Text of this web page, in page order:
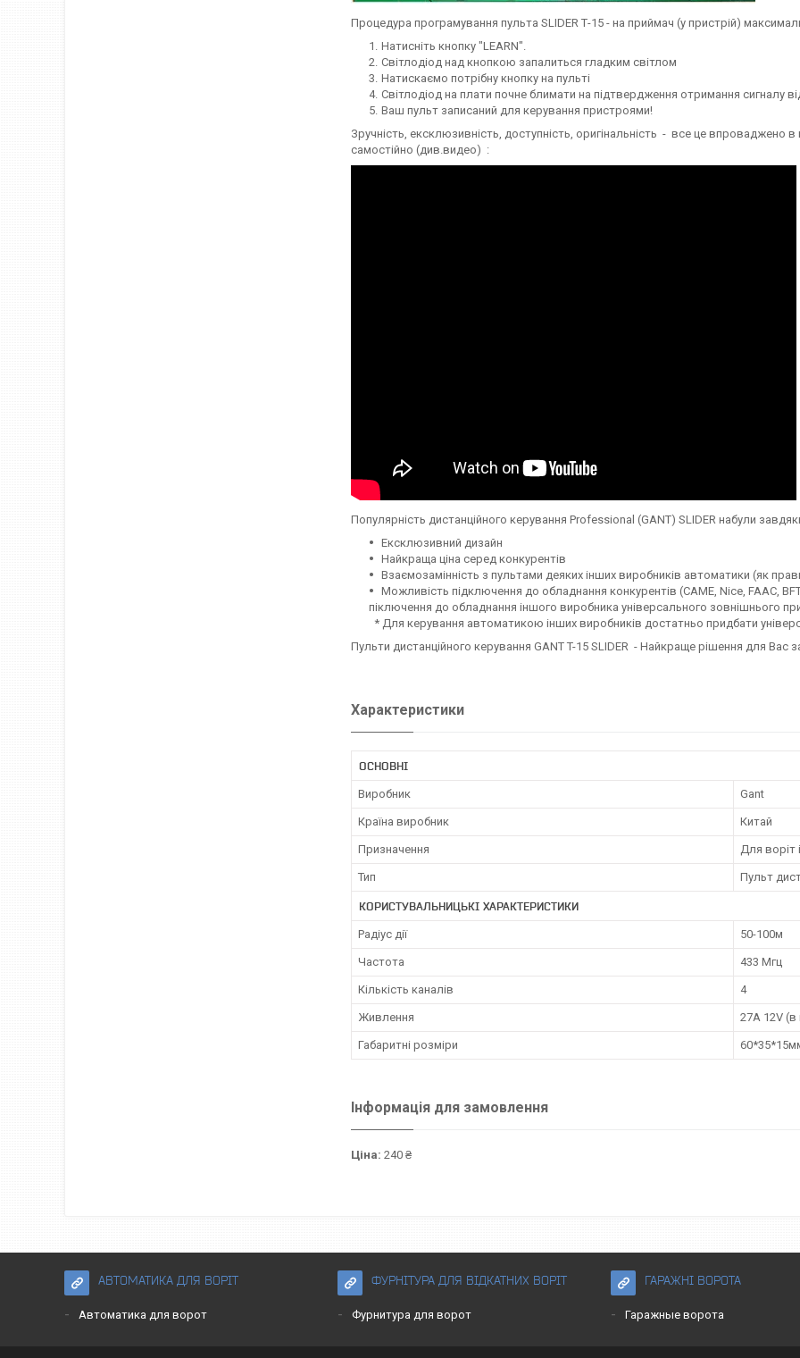
Процедура програмування пульта SLIDER Т-15 - на приймач (у пристрій)
Натисніть кнопку "LEARN".
Світлодіод над кнопкою запалиться гладким світлом
Натискаємо потрібну кнопку на пульті
Світлодіод на плати почне блимати на підтвердження отримання сигналу
Ваш пульт записаний для керування пристроями!
Зручність, ексклюзивність, доступність, оригінальність - все це впроваджено в
самостійно (див.видео) :
Популярність дистанційного керування Professional (GANT) SLIDER набули
Ексклюзивний дизайн
Найкраща ціна серед конкурентів
Взаємозамінність з пультами деяких інших виробників автоматики (як
Можливість підключення до обладнання конкурентів (CAME, Nice, FAАC,
піключення до обладнання іншого виробника універсального зовнішнього
* Для керування автоматикою інших виробників достатньо придбати
Пульти дистанційного керування GANT T-15 SLIDER - Найкраще рішення для
Характеристики
ОСНОВНІ
Виробник Gant
Країна виробник Китай
Призначення Для воріт
Тип Пульт
КОРИСТУВАЛЬНИЦЬКІ ХАРАКТЕРИСТИКИ
Радіус дії 50-100м
Частота 433 Мгц
Кількість каналів 4
Живлення 27А 12V (в
Габаритні розміри
Інформація для замовлення
Ціна: 240 ₴
АВТОМАТИКА ДЛЯ ВОРІТ
Автоматика для ворот
ФУРНІТУРА ДЛЯ ВІДКАТНИХ ВОРІТ
Фурнитура для ворот
ГАРАЖНІ ВОРОТА
Гаражные ворота